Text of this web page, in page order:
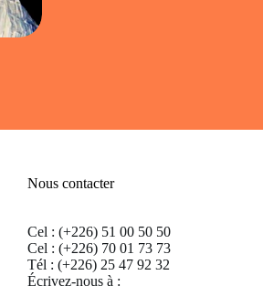
Nous contacter
Cel : (+226) 51 00 50 50
Cel : (+226) 70 01 73 73
Tél : (+226) 25 47 92 32
Écrivez-nous à :